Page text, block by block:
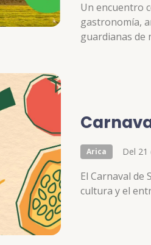
Un encuentro
gastronomía,
guardianas
Arica Del
El Carnaval
cultura y el